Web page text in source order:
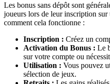
Les bonus sans dépôt sont
joueurs lors de leur inscription
comment cela fonctionne :
Inscription : Créez un
Activation du Bonus : Le
sur votre compte ou
Utilisation : Vous pouvez
sélection de jeux.